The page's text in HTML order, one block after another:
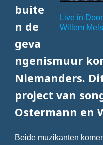
Live in
Willem
buite
n de
geva
ngenismuur
Niemanders.
project van
Ostermann en
Beide muzikanten